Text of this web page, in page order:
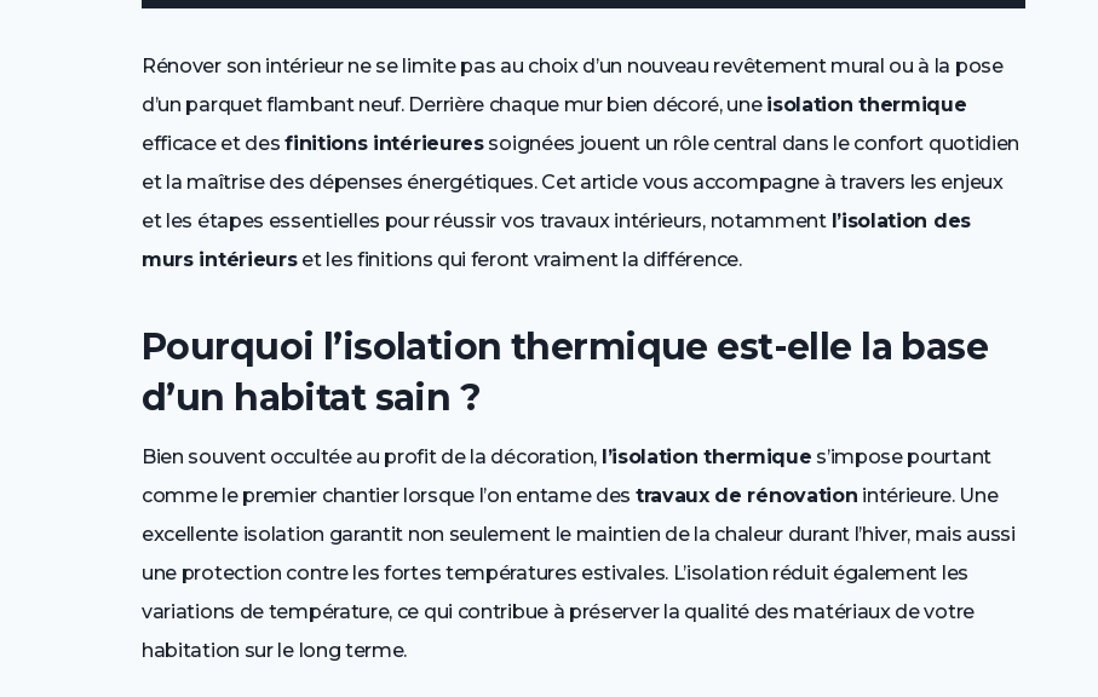
Rénover son intérieur ne se limite pas au choix d’un nouveau revêtement mural ou à la pose
d’un parquet flambant neuf. Derrière chaque mur bien décoré, une isolation thermique
efficace et desfinitions intérieuressoignées jouent un rôle central dans le confort quotidien
et la maîtrise des dépenses énergétiques. Cet article vous accompagne à travers les enjeux
et les étapes essentielles pour réussir vos travaux intérieurs, notamment l’isolation des
murs intérieurset les finitions qui feront vraiment la différence.
Pourquoi l’isolation thermique est-elle la base
d’un habitat sain ?
Bien souvent occultée au profit de la décoration, l’isolation thermique s’impose pourtant
comme le premier chantier lorsque l’on entame des travaux de rénovation intérieure. Une
excellente isolation garantit non seulement le maintien de la chaleur durant l’hiver, mais aussi
une protection contre les fortes températures estivales. L’isolation réduit également les
variations de température, ce qui contribue à préserver la qualité des matériaux de votre
habitation sur le long terme.